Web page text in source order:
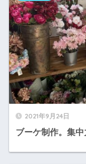
2021年9月24日
ブーケ制作。集